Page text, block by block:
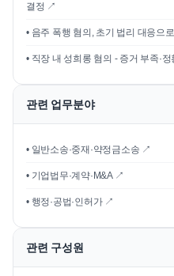
결정 ↗
• 음주 폭행 혐의, 초기 법리 대응으
• 직장 내 성희롱 혐의 - 증거 부족·
관련 업무분야
• 일반소송·중재·약정금소송 ↗
• 기업법무·계약·M&A ↗
• 행정·공법·인허가 ↗
관련 구성원